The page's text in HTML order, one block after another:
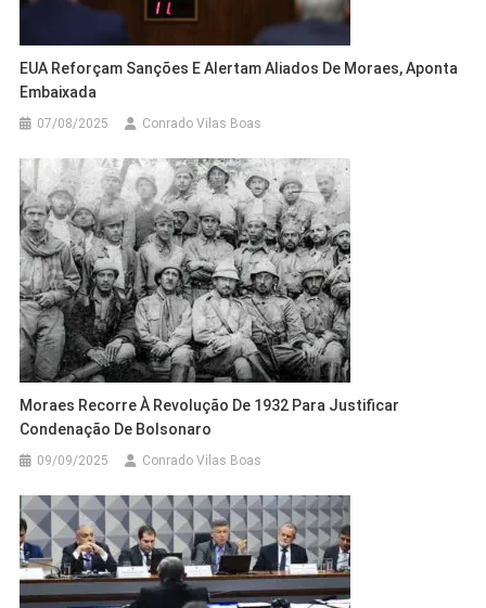
EUA Reforçam Sanções E Alertam Aliados De Moraes, Aponta
Embaixada
07/08/2025 Conrado Vilas Boas
Moraes Recorre À Revolução De 1932 Para Justificar
Condenação De Bolsonaro
09/09/2025 Conrado Vilas Boas